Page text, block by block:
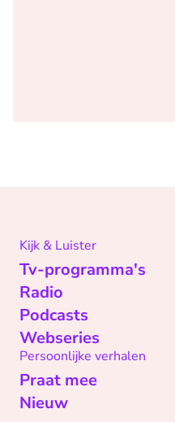
Kijk & Luister
Tv-programma's
Radio
Podcasts
Webseries
Persoonlijke verhalen
Praat mee
Nieuw